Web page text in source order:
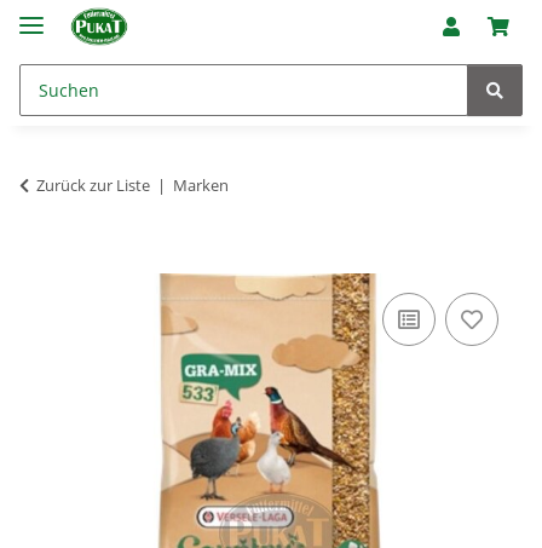
Zurück zur Liste Marken